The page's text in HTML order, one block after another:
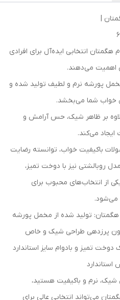
|
انتخابی ایده‌آل برای افرادی
اهمیت می‌دهند.
مخمل پورشه نرم و لطیف تولید شده و
خواب شما می‌بخشد.
بر ظاهر شیک، حس آرامش و
ایجاد می‌کند.
باکیفیت خواب، توانسته رضایت
روبالشتی نیز با دوخت تمیز،
از انتخاب‌های محبوب برای
می‌شود.
تولید شده از مخمل پورشه
پرزدهی طراحی شیک و خاص
تمیز و بادوام سایز استاندارد
شیک، نرم و باکیفیت هستید،
می‌تواند انتخابی عالی برای